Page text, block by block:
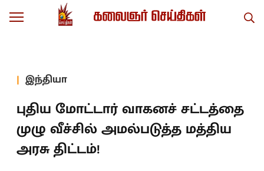
இந்தியா
புதிய மோட்டார் வாகனச் சட்டத்தை
முழு வீச்சில் அமல்படுத்த மத்திய
அரசு திட்டம்!